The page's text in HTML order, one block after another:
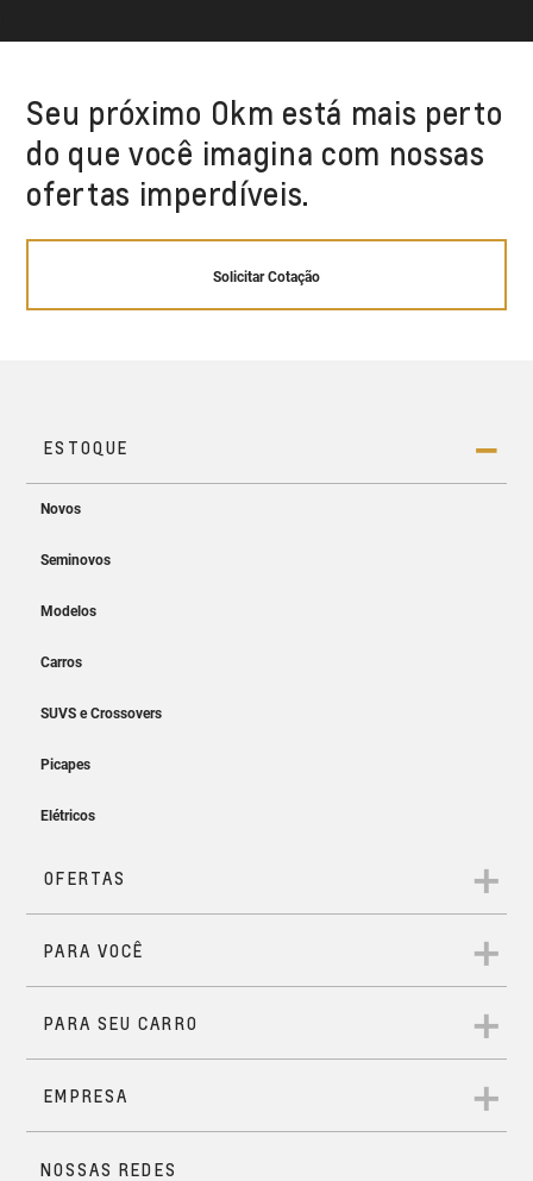
Seu próximo 0km está mais perto
do que você imagina com nossas
ofertas imperdíveis.
Solicitar Cotação